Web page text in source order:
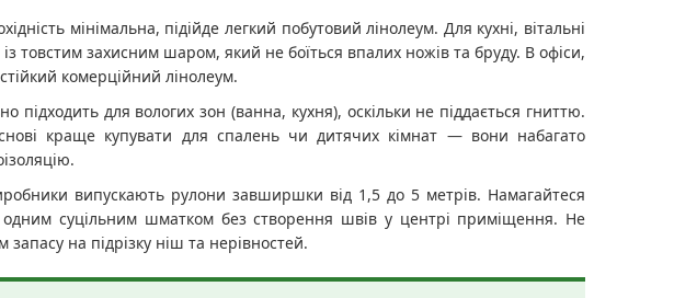
мінімальна, підійде легкий побутовий лінолеум. Для кухні, вітальні
товстим захисним шаром, який не боїться впалих ножів та бруду. В офіси,
комерційний лінолеум.
підходить для вологих зон (ванна, кухня), оскільки не піддається гниттю.
краще купувати для спалень чи дитячих кімнат — вони набагато
випускають рулони завширшки від 1,5 до 5 метрів. Намагайтеся
одним суцільним шматком без створення швів у центрі приміщення. Не
запасу на підрізку ніш та нерівностей.